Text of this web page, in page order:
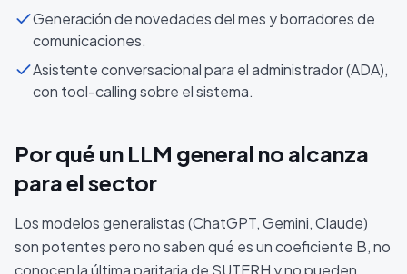
Generación de novedades del mes y borradores de
comunicaciones.
Asistente conversacional para el administrador (ADA),
con tool-calling sobre el sistema.
Por qué un LLM general no alcanza
para el sector
Los modelos generalistas (ChatGPT, Gemini, Claude)
son potentes pero no saben qué es un coeficiente B, no
conocen la última paritaria de SUTERH y no pueden